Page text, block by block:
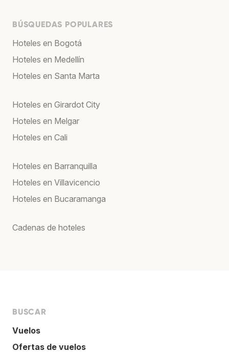
BÚSQUEDAS POPULARES
Hoteles en Bogotá
Hoteles en Medellín
Hoteles en Santa Marta
Hoteles en Girardot City
Hoteles en Melgar
Hoteles en Cali
Hoteles en Barranquilla
Hoteles en Villavicencio
Hoteles en Bucaramanga
Cadenas de hoteles
BUSCAR
Vuelos
Ofertas de vuelos